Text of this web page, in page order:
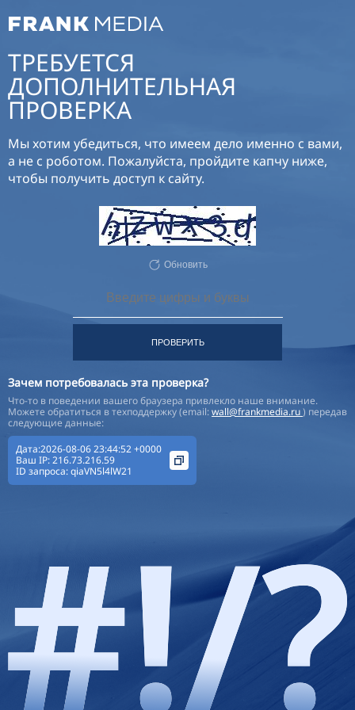
ТРЕБУЕТСЯ
ДОПОЛНИТЕЛЬНАЯ
ПРОВЕРКА
Мы хотим убедиться, что имеем дело именно с вами,
а не с роботом. Пожалуйста, пройдите капчу ниже,
чтобы получить доступ к сайту.
Обновить
ПРОВЕРИТЬ
Зачем потребовалась эта проверка?
Что-то в поведении вашего браузера привлекло наше внимание.
Можете обратиться в техподдержку (email:wall@frankmedia.ru) передав
следующие данные:
Дата:2026-08-06 23:44:52 +0000
Ваш IP:216.73.216.59
ID запроса:qiaVN5l4lW21